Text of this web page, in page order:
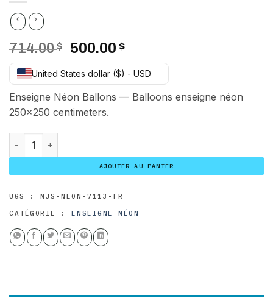
714.00$
Le
prix
initial
était :
714.00 $.
500.00 $Le
prix
actuel
est :
United States dollar ($) - USD
Enseigne Néon Ballons — Balloons enseigne néon
250×250 centimeters.
quantité de Enseigne Néon Ballons
AJOUTER AU PANIER
UGS :NJS-NEON-7113-FR
CATÉGORIE :ENSEIGNE NÉON